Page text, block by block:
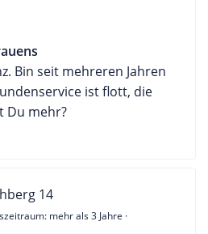
Bin seit mehreren Jahren
ist flott, die
Du mehr?
14
mehr als 3 Jahre ·